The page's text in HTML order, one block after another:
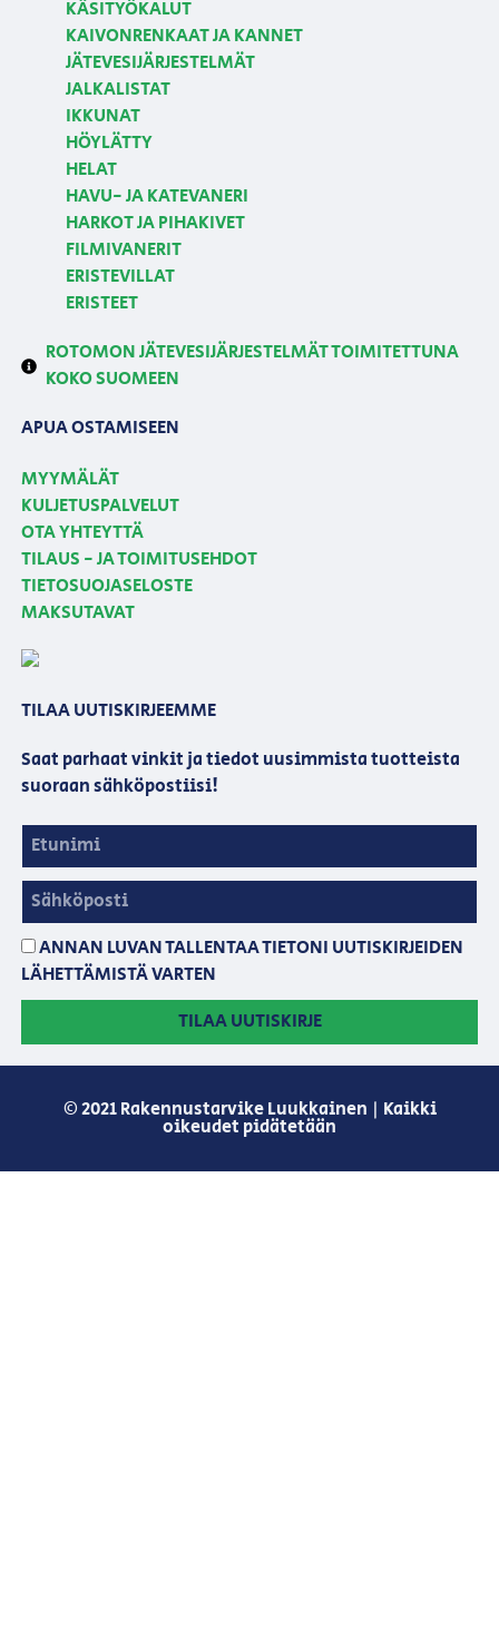
KÄSITYÖKALUT
KAIVONRENKAAT JA KANNET
JÄTEVESIJÄRJESTELMÄT
JALKALISTAT
IKKUNAT
HÖYLÄTTY
HELAT
HAVU- JA KATEVANERI
HARKOT JA PIHAKIVET
FILMIVANERIT
ERISTEVILLAT
ERISTEET
ROTOMON JÄTEVESIJÄRJESTELMÄT TOIMITETTUNA
KOKO SUOMEEN
APUA OSTAMISEEN
MYYMÄLÄT
KULJETUSPALVELUT
OTA YHTEYTTÄ
TILAUS - JA TOIMITUSEHDOT
TIETOSUOJASELOSTE
MAKSUTAVAT
TILAA UUTISKIRJEEMME
Saat parhaat vinkit ja tiedot uusimmista tuotteista
suoraan sähköpostiisi!
ANNAN LUVAN TALLENTAA TIETONI UUTISKIRJEIDEN
LÄHETTÄMISTÄ VARTEN
TILAA UUTISKIRJE
© 2021 Rakennustarvike Luukkainen | Kaikki
oikeudet pidätetään